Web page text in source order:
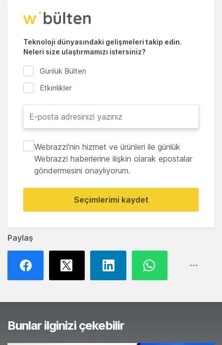
Paylaş
Teknoloji dünyasındaki gelişmeleri takip edin.
Neleri size ulaştırmamızı istersiniz?
Günlük Bülten
Etkinlikler
Webrazzi'nin hizmet ve ürünleri ile günlük
Webrazzi haberlerine ilişkin olarak epostalar
göndermesini onaylıyorum.
Seçimlerimi kaydet
Bunlar ilginizi çekebilir